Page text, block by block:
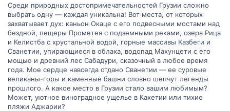
Среди природных достопримечательностей Грузии сложно
выбрать одну — каждая уникальна! Вот места, от которых
захватывает дух: каньон Окаце с его подвесными мостами над
бездной, пещеры Прометея с подземными реками, озера Рица
и Келистба с хрустальной водой, горные массивы Казбеги и
Сванетии, упирающиеся в облака, водопад Махунцети с его
мощью и древний лес Сабадури, сказочный в любое время
года. Мое сердце навсегда отдано Сванетии — ее суровые
великаны-горы и каменные башни словно шепчут легенды
прошлого. А какое место в Грузии стало вашим любимым?
Может, уютное виноградное ущелье в Кахетии или тихие
пляжи Аджарии?